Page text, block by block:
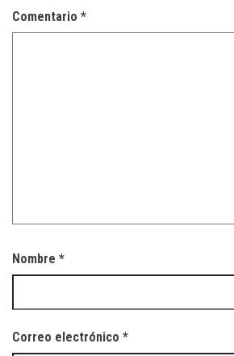
Comentario *
Nombre *
Correo electrónico *